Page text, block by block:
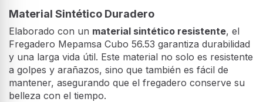
Material Sintético Duradero
Elaborado con un material sintético resistente, el
Fregadero Mepamsa Cubo 56.53 garantiza durabilidad
y una larga vida útil. Este material no solo es resistente
a golpes y arañazos, sino que también es fácil de
mantener, asegurando que el fregadero conserve su
belleza con el tiempo.